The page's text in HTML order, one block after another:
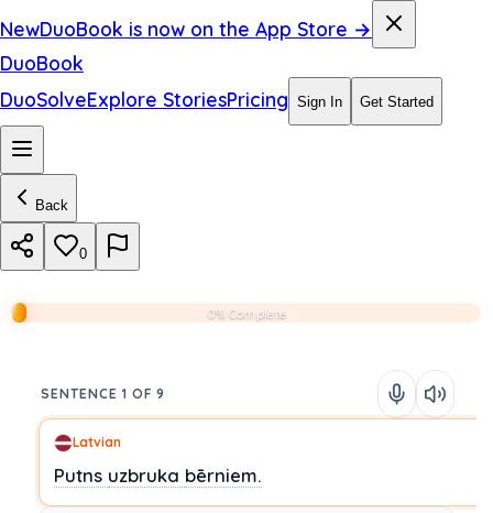
NewDuoBook is now on the App Store →
DuoBook
DuoSolveExplore StoriesPricing Sign In Get Started
Back
0
0% Complete
SENTENCE 1 OF 9
Latvian
Putns uzbruka bērniem.